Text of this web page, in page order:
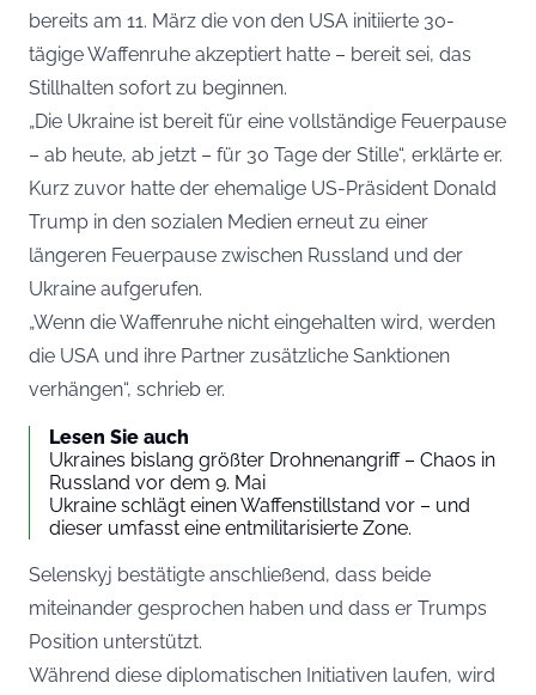
bereits am 11. März die von den USA initiierte 30-
tägige Waffenruhe akzeptiert hatte – bereit sei, das
Stillhalten sofort zu beginnen.
„Die Ukraine ist bereit für eine vollständige Feuerpause
– ab heute, ab jetzt – für 30 Tage der Stille“, erklärte er.
Kurz zuvor hatte der ehemalige US-Präsident Donald
Trump in den sozialen Medien erneut zu einer
längeren Feuerpause zwischen Russland und der
Ukraine aufgerufen.
„Wenn die Waffenruhe nicht eingehalten wird, werden
die USA und ihre Partner zusätzliche Sanktionen
verhängen“, schrieb er.
Lesen Sie auch
Ukraines bislang größter Drohnenangriff – Chaos in
Russland vor dem 9. Mai
Ukraine schlägt einen Waffenstillstand vor – und
dieser umfasst eine entmilitarisierte Zone.
Selenskyj bestätigte anschließend, dass beide
miteinander gesprochen haben und dass er Trumps
Position unterstützt.
Während diese diplomatischen Initiativen laufen, wird